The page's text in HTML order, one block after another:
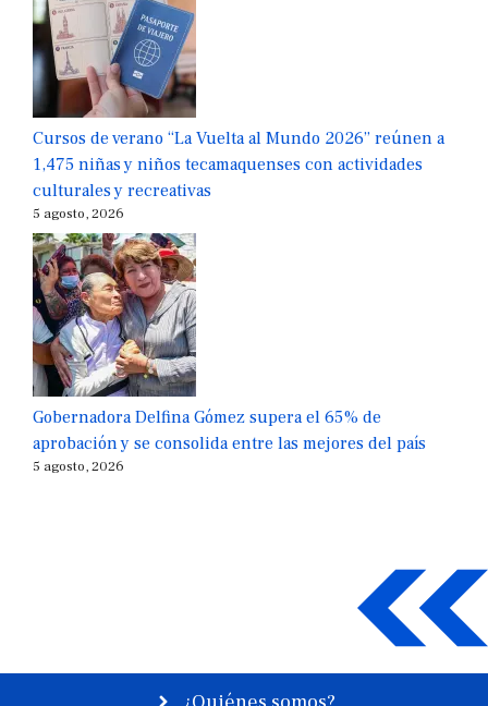
Cursos de verano “La Vuelta al Mundo 2026” reúnen a
1,475 niñas y niños tecamaquenses con actividades
culturales y recreativas
5 agosto, 2026
Gobernadora Delfina Gómez supera el 65% de
aprobación y se consolida entre las mejores del país
5 agosto, 2026